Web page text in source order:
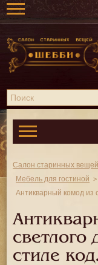
Салон старинных
Мебель для гостиной
Антикварный комод из
светлого
стиле код.